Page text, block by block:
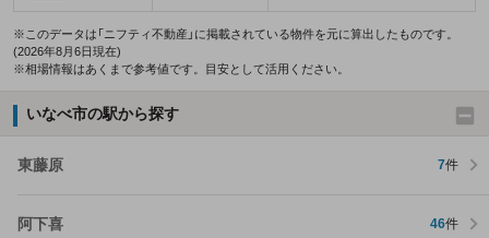
※このデータは「ニフティ不動産」に掲載されている物件を元に算出したものです。
(2026年8月6日現在)
※相場情報はあくまで参考値です。目安として活用ください。
いなべ市の駅から探す
東藤原 7件
阿下喜 46件